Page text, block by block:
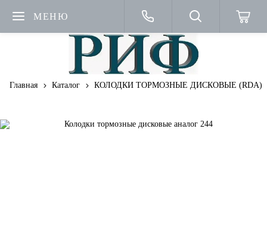
МЕНЮ
Главная Каталог КОЛОДКИ ТОРМОЗНЫЕ ДИСКОВЫЕ (RDA)